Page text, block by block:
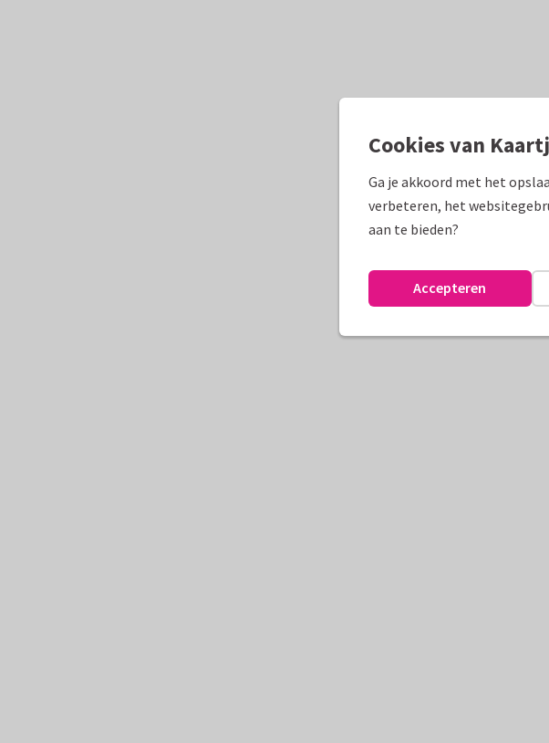
Cookies van
Ga je akkoord met het
verbeteren, het
aan te bieden?
Accepteren